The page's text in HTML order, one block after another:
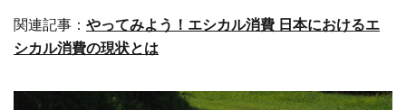
関連記事： やってみよう！エシカル消費 日本におけるエ
シカル消費の現状とは